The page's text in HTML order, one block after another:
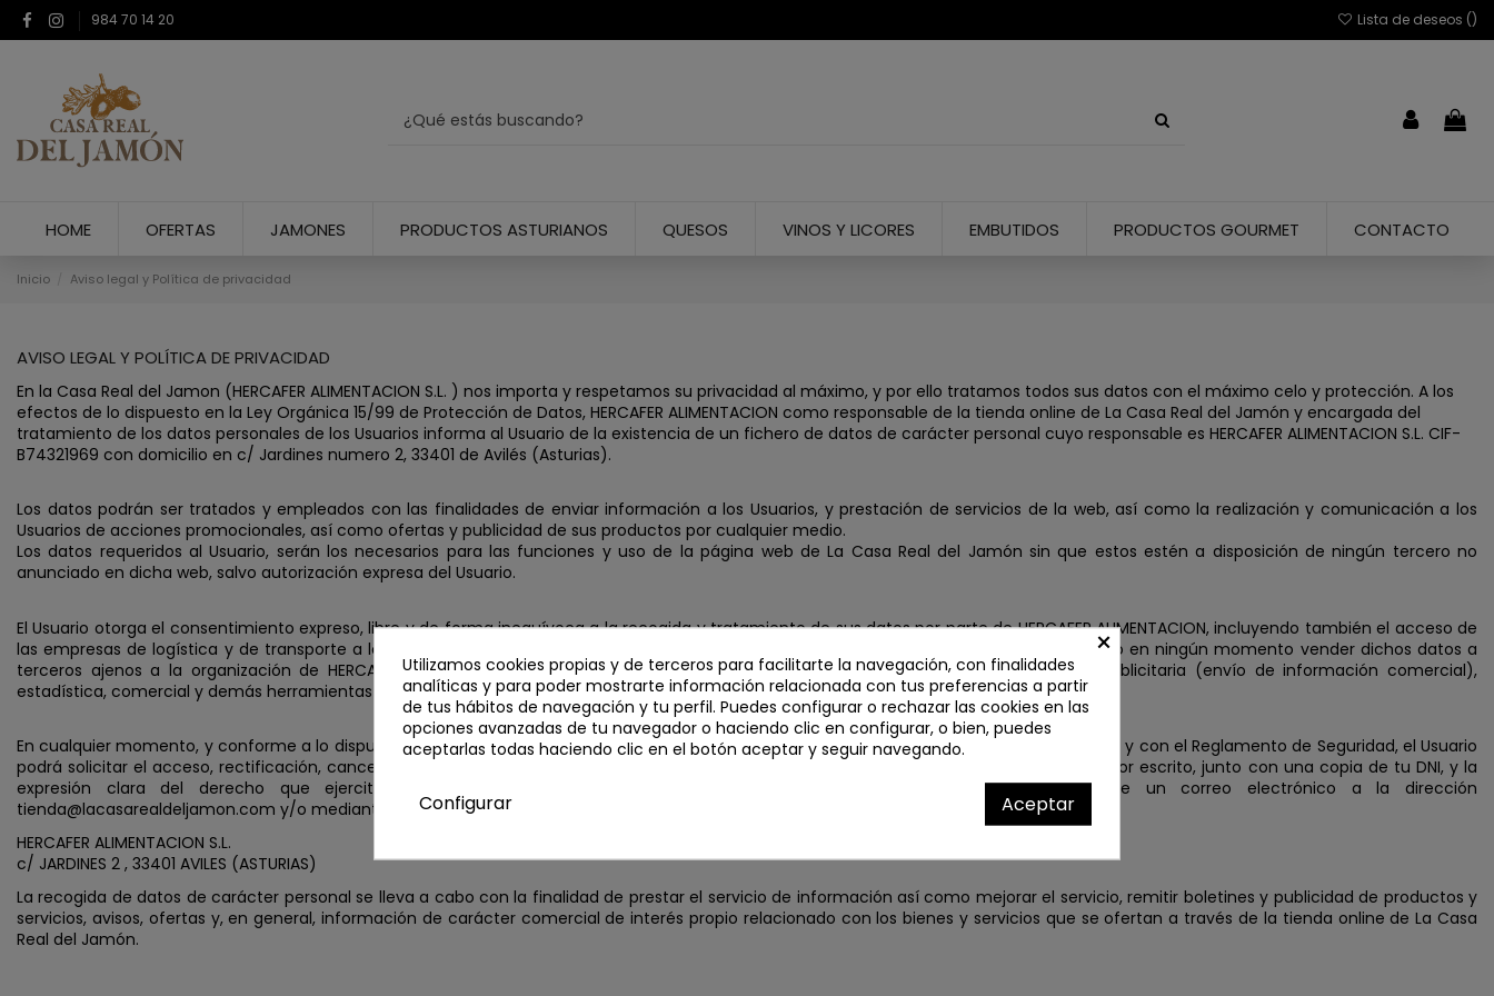
984 70 14 20 Lista de deseos ()
HOME OFERTAS JAMONES PRODUCTOS ASTURIANOS QUESOS VINOS Y LICORES EMBUTIDOS PRODUCTOS GOURMET CONTACTO
Inicio Aviso legal y Política de privacidad
AVISO LEGAL Y POLÍTICA DE PRIVACIDAD
En la Casa Real del Jamon (HERCAFER ALIMENTACION S.L. ) nos importa y respetamos su privacidad al máximo, y por ello tratamos todos sus datos con el máximo celo y protección. A los
efectos de lo dispuesto en la Ley Orgánica 15/99 de Protección de Datos, HERCAFER ALIMENTACION como responsable de la tienda online de La Casa Real del Jamón y encargada del
tratamiento de los datos personales de los Usuarios informa al Usuario de la existencia de un fichero de datos de carácter personal cuyo responsable es HERCAFER ALIMENTACION S.L. CIF-
B74321969 con domicilio en c/ Jardines numero 2, 33401 de Avilés (Asturias).
Los datos podrán ser tratados y empleados con las finalidades de enviar información a los Usuarios, y prestación de servicios de la web, así como la realización y comunicación a los
Usuarios de acciones promocionales, así como ofertas y publicidad de sus productos por cualquier medio.
Los datos requeridos al Usuario, serán los necesarios para las funciones y uso de la página web de La Casa Real del Jamón sin que estos estén a disposición de ningún tercero no
anunciado en dicha web, salvo autorización expresa del Usuario.
El Usuario otorga el consentimiento expreso, libre y de forma inequívoca a la recogida y tratamiento de sus datos por parte de HERCAFER ALIMENTACION, incluyendo también el acceso de
las empresas de logística y de transporte a los datos que sean necesarios para el envío de los productos y sólo para este fin, no pudiendo en ningún momento vender dichos datos a
terceros ajenos a la organización de HERCAFER ALIMENTACION. El tratamiento por parte de los anunciados será con las finalidades publicitaria (envío de información comercial),
estadística, comercial y demás herramientas de marketing existentes.
En cualquier momento, y conforme a lo dispuesto en la Ley Orgánica 15/99 de Protección de Datos de carácter personal, de 13 de diciembre, y con el Reglamento de Seguridad, el Usuario
podrá solicitar el acceso, rectificación, cancelación y oposición de sus datos de carácter personal, para lo que el Usuario deberá dirigirse por escrito, junto con una copia de tu DNI, y la
expresión clara del derecho que ejercita y/o de su deseo de dejar de recibir comunicaciones comerciales, a través de un correo electrónico a la dirección
tienda@lacasarealdeljamon.com y/o mediante correo postal a la siguiente dirección:
HERCAFER ALIMENTACION S.L.
c/ JARDINES 2 , 33401 AVILES (ASTURIAS)
La recogida de datos de carácter personal se lleva a cabo con la finalidad de prestar el servicio de información así como mejorar el servicio, remitir boletines y publicidad de productos y
servicios, avisos, ofertas y, en general, información de carácter comercial de interés propio relacionado con los bienes y servicios que se ofertan a través de la tienda online de La Casa
Real del Jamón.
×
Utilizamos cookies propias y de terceros para facilitarte la navegación, con finalidades
analíticas y para poder mostrarte información relacionada con tus preferencias a partir
de tus hábitos de navegación y tu perfil. Puedes configurar o rechazar las cookies en las
opciones avanzadas de tu navegador o haciendo clic en configurar, o bien, puedes
aceptarlas todas haciendo clic en el botón aceptar y seguir navegando.
Aceptar
Configurar